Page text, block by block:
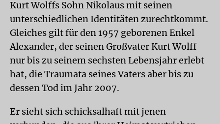
Kurt Wolffs Sohn Nikolaus mit seinen
unterschiedlichen Identitäten zurechtkommt.
Gleiches gilt für den 1957 geborenen Enkel
Alexander, der seinen Großvater Kurt Wolff
nur bis zu seinem sechsten Lebensjahr erlebt
hat, die Traumata seines Vaters aber bis zu
dessen Tod im Jahr 2007.
Er sieht sich schicksalhaft mit jenen